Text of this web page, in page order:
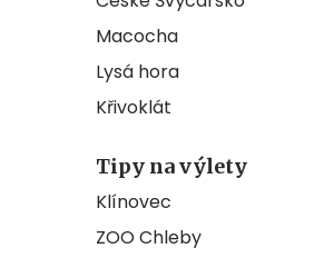
Macocha
Lysá hora
Křivoklát
Tipy na výlety
Klínovec
ZOO Chleby